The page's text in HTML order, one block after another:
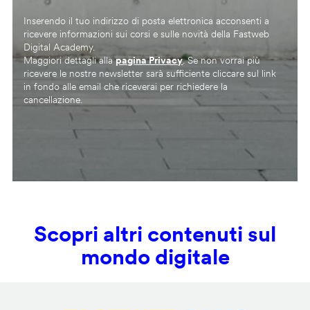
Inserendo il tuo indirizzo di posta elettronica acconsenti a
ricevere informazioni sui corsi e sulle novità della Fastweb
Digital Academy.
Maggiori dettagli allapagina Privacy. Se non vorrai più
ricevere le nostre newsletter sarà sufficiente cliccare sul link
in fondo alle email che riceverai per richiedere la
cancellazione.
Scopri altri contenuti sul
mondo digitale